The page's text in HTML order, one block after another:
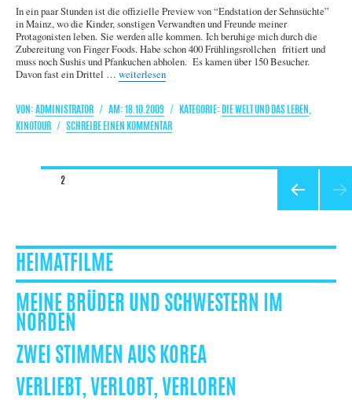
In ein paar Stunden ist die offizielle Preview von “Endstation der Sehnsüchte”
in Mainz, wo die Kinder, sonstigen Verwandten und Freunde meiner
Protagonisten leben. Sie werden alle kommen. Ich beruhige mich durch die
Zubereitung von Finger Foods. Habe schon 400 Frühlingsrollchen fritiert und
muss noch Sushis und Pfankuchen abholen. Es kamen über 150 Besucher.
Davon fast ein Drittel …„“Endstation” Preview in Mainz“
weiterlesen
AUTOR
ADMINISTRATOR
VERÖFFENTLICHT
AM
18.10.2009 KATEGORIEN
DIE WELT UND DAS LEBEN,
KINOTOUR
SCHREIBE EINEN KOMMENTARZU
2
HEIMATFILME
MEINE BRÜDER UND SCHWESTERN IM
NORDEN
ZWEI STIMMEN AUS KOREA
VERLIEBT, VERLOBT, VERLOREN